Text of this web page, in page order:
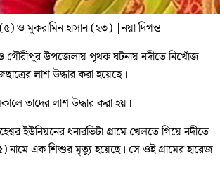
ও মুকরামিন হাসান (২৩) |নয়া দিগন্ত
গৌরীপুর উপজেলায় পৃথক ঘটনায় নদীতে নিখোঁজ
লাশ উদ্ধার করা হয়েছে।
তাদের লাশ উদ্ধার করা হয়।
ইউনিয়নের ধনারভিটা গ্রামে খেলতে গিয়ে নদীতে
এক শিশুর মৃত্যু হয়েছে। সে ওই গ্রামের হারেজ